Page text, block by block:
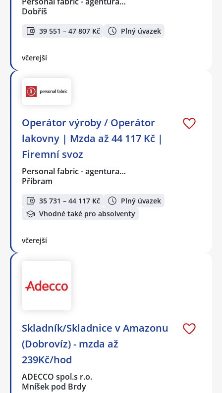
Dobříš
39 551 – 47 807 Kč Plný úvazek
včerejší
Operátor výroby / Operátor
lakovny | Mzda až 44 117 Kč |
Firemní svoz
Personal fabric - agentura…
Příbram
35 731 – 44 117 Kč
Plný úvazek
Vhodné také pro absolventy
včerejší
Skladník/Skladnice v Amazonu
(Dobrovíz) - mzda až
239Kč/hod
ADECCO spol.s r.o.
Mníšek pod Brdy